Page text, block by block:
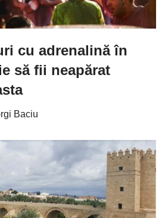
cu adrenalină în
să fii neapărat
Baciu